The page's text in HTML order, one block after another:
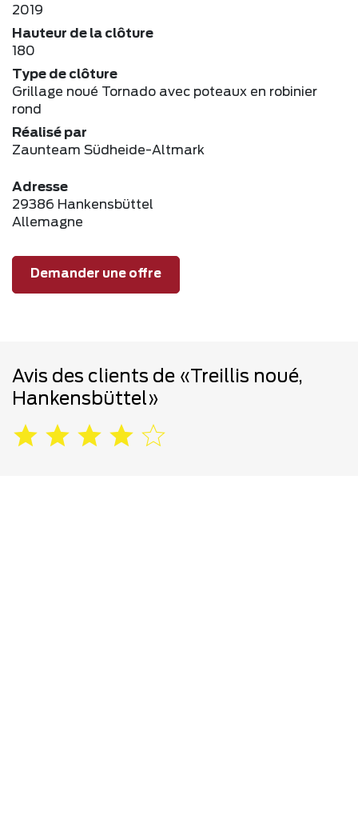
2019
Hauteur de la clôture
180
Type de clôture
Grillage noué Tornado avec poteaux en robinier
rond
Réalisé par
Zaunteam Südheide-Altmark
Adresse
29386 Hankensbüttel
Allemagne
Demander une offre
Avis des clients de «Treillis noué,
Hankensbüttel»